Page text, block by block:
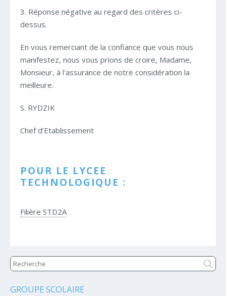
3. Réponse négative au regard des critères ci-
dessus.
En vous remerciant de la confiance que vous nous
manifestez, nous vous prions de croire, Madame,
Monsieur, à l'assurance de notre considération la
meilleure.
S. RYDZIK
Chef d’Etablissement
POUR LE LYCEE
TECHNOLOGIQUE :
Filière STD2A
Navigation
GROUPE SCOLAIRE